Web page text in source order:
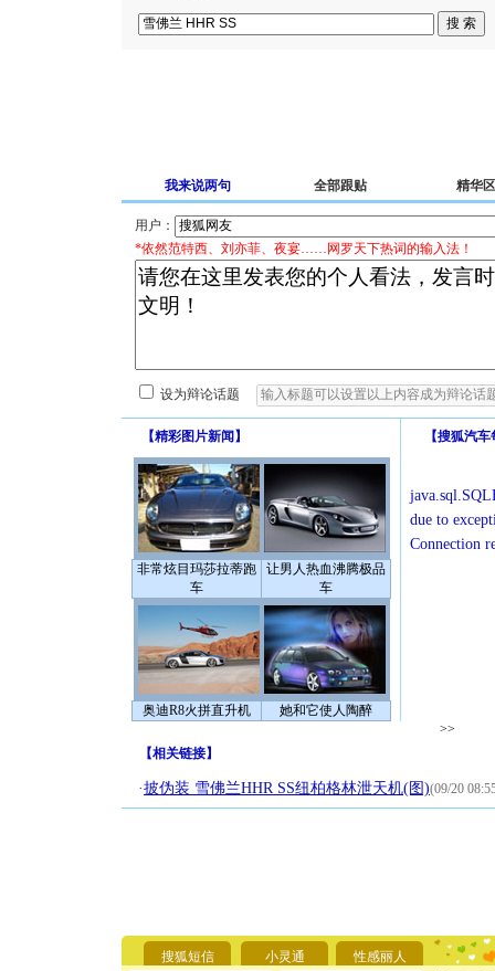
我来说两句 全部跟贴 精华区
用户：
*依然范特西、刘亦菲、夜宴……网罗天下热词的输入法！
设为辩论话题
【精彩图片新闻 】
非常炫目玛莎拉蒂跑
车
让男人热血沸腾极品
车
奥迪R8火拼直升机 她和它使人陶醉
【搜狐汽车
due to
Connection
>>
【相关链接】
·披伪装 雪佛兰HHR SS纽柏格林泄天机(图)(09/20
搜狐短信 小灵通 性感丽人
[圣诞节]
能正大